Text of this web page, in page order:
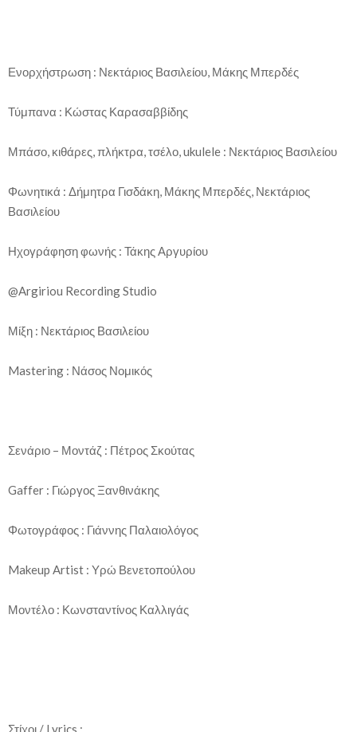
Ενορχήστρωση : Νεκτάριος Βασιλείου, Μάκης Μπερδές
Τύμπανα : Κώστας Καρασαββίδης
Μπάσο, κιθάρες, πλήκτρα, τσέλο, ukulele : Νεκτάριος Βασιλείου
Φωνητικά : Δήμητρα Γισδάκη, Μάκης Μπερδές, Νεκτάριος
Βασιλείου
Ηχογράφηση φωνής : Τάκης Αργυρίου
@Argiriou Recording Studio
Μίξη : Νεκτάριος Βασιλείου
Mastering : Νάσος Νομικός
Σενάριο – Μοντάζ : Πέτρος Σκούτας
Gaffer : Γιώργος Ξανθινάκης
Φωτογράφος : Γιάννης Παλαιολόγος
Makeup Artist : Υρώ Βενετοπούλου
Μοντέλο : Κωνσταντίνος Καλλιγάς
Στίχοι / Lyrics :